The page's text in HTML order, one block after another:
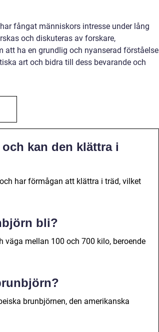
fångat människors intresse under lång
och diskuteras av forskare,
att ha en grundlig och nyanserad förståelse
art och bidra till dess bevarande och
kan den klättra i
har förmågan att klättra i träd, vilket
bli?
väga mellan 100 och 700 kilo, beroende
brunbjörnen, den amerikanska